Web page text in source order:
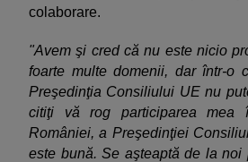
colaborare.
"Avem şi cred că nu este nicio
foarte multe domenii, dar într-o
Preşedinţia Consiliului UE nu
citiţi vă rog participarea mea
României, a Preşedinţiei
este bună. Se aşteaptă de la